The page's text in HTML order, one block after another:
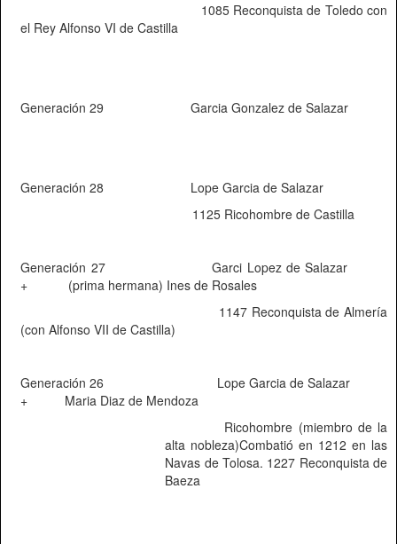
1085 Reconquista de Toledo con
el Rey Alfonso VI de Castilla
Generación 29 Garcia Gonzalez de Salazar
Generación 28
Lope Garcia de Salazar
1125 Ricohombre de Castilla
Generación 27
Garci Lopez de Salazar
+
(prima hermana) Ines de Rosales
1147 Reconquista de Almería
(con Alfonso VII de Castilla)
Generación 26
Lope Garcia de Salazar
+
Maria Diaz de Mendoza
Ricohombre (miembro de la
alta nobleza)Combatió en 1212 en las
Navas de Tolosa. 1227 Reconquista de
Baeza